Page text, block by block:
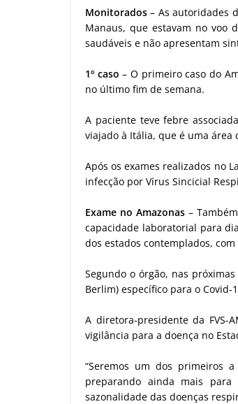
Monitorados – As autoridades
Manaus, que estavam no voo
saudáveis e não apresentam
1º caso – O primeiro caso do
no último fim de semana.
A paciente teve febre
viajado à Itália, que é uma área
Após os exames realizados no
infecção por Vírus Sincicial
Exame no Amazonas –
capacidade laboratorial para
dos estados contemplados,
Segundo o órgão, nas
Berlim) específico para o Covid-
A diretora-presidente da FVS-
vigilância para a doença no
“Seremos um dos primeiros
preparando ainda mais
sazonalidade das doenças